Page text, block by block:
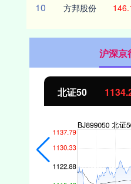
10 方邦股份
沪深京
北证50